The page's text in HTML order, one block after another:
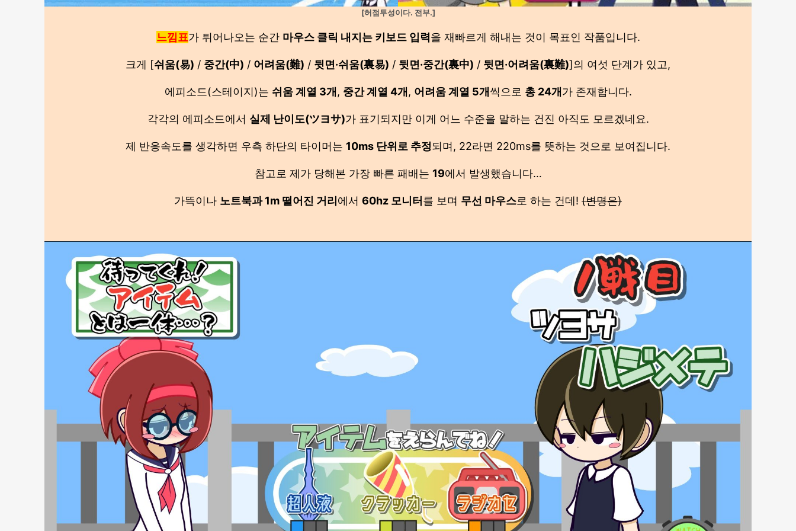
[허점투성이다. 전부.]
느낌표가 튀어나오는 순간 마우스 클릭 내지는 키보드 입력을 재빠르게 해내는 것이 목표인 작품입니다.
크게 [쉬움(易) / 중간(中) / 어려움(難) / 뒷면·쉬움(裏易) / 뒷면·중간(裏中) / 뒷면·어려움(裏難)]의 여섯 단계가 있고,
에피소드(스테이지)는 쉬움 계열 3개, 중간 계열 4개, 어려움 계열 5개씩으로 총 24개가 존재합니다.
각각의 에피소드에서 실제 난이도(ツヨサ)가 표기되지만 이게 어느 수준을 말하는 건진 아직도 모르겠네요.
제 반응속도를 생각하면 우측 하단의 타이머는 10ms 단위로 추정되며, 22라면 220ms를 뜻하는 것으로 보여집니다.
참고로 제가 당해본 가장 빠른 패배는 19에서 발생했습니다…
가뜩이나 노트북과 1m 떨어진 거리에서 60hz 모니터를 보며 무선 마우스로 하는 건데! (변명은)